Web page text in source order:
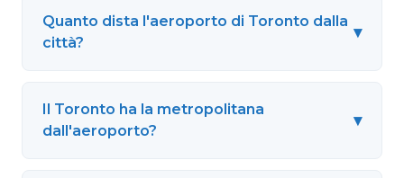
Quanto dista l'aeroporto di Toronto dalla
città?
▾
Il Toronto ha la metropolitana
dall'aeroporto?
▾